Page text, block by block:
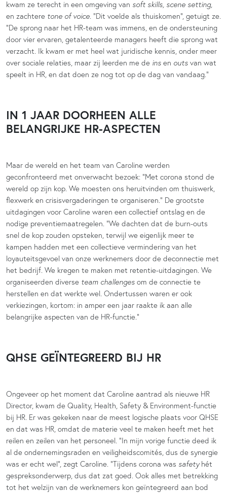
kwam ze terecht in een omgeving van soft skills, scene setting,
en zachtere tone of voice. “Dit voelde als thuiskomen”, getuigt ze.
“De sprong naar het HR-team was immens, en de ondersteuning
door vier ervaren, getalenteerde managers heeft die sprong wat
verzacht. Ik kwam er met heel wat juridische kennis, onder meer
over sociale relaties, maar zij leerden me de ins en outs van wat
speelt in HR, en dat doen ze nog tot op de dag van vandaag.”
IN 1 JAAR DOORHEEN ALLE
BELANGRIJKE HR-ASPECTEN
Maar de wereld en het team van Caroline werden
geconfronteerd met onverwacht bezoek: “Met corona stond de
wereld op zijn kop. We moesten ons heruitvinden om thuiswerk,
flexwerk en crisisvergaderingen te organiseren.” De grootste
uitdagingen voor Caroline waren een collectief ontslag en de
nodige preventiemaatregelen. “We dachten dat de burn-outs
snel de kop zouden opsteken, terwijl we eigenlijk meer te
kampen hadden met een collectieve vermindering van het
loyauteitsgevoel van onze werknemers door de deconnectie met
het bedrijf. We kregen te maken met retentie-uitdagingen. We
organiseerden diverse team challenges om de connectie te
herstellen en dat werkte wel. Ondertussen waren er ook
verkiezingen, kortom: in amper een jaar raakte ik aan alle
belangrijke aspecten van de HR-functie.”
QHSE GEÏNTEGREERD BIJ HR
Ongeveer op het moment dat Caroline aantrad als nieuwe HR
Director, kwam de Quality, Health, Safety & Environment-functie
bij HR. Er was gekeken naar de meest logische plaats voor QHSE
en dat was HR, omdat de materie veel te maken heeft met het
reilen en zeilen van het personeel. “In mijn vorige functie deed ik
al de ondernemingsraden en veiligheidscomités, dus de synergie
was er echt wel”, zegt Caroline. “Tijdens corona was safetyhét
gespreksonderwerp, dus dat zat goed. Ook alles met betrekking
tot het welzijn van de werknemers kon geïntegreerd aan bod